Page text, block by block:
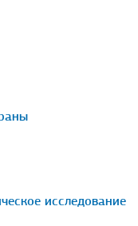
исследование